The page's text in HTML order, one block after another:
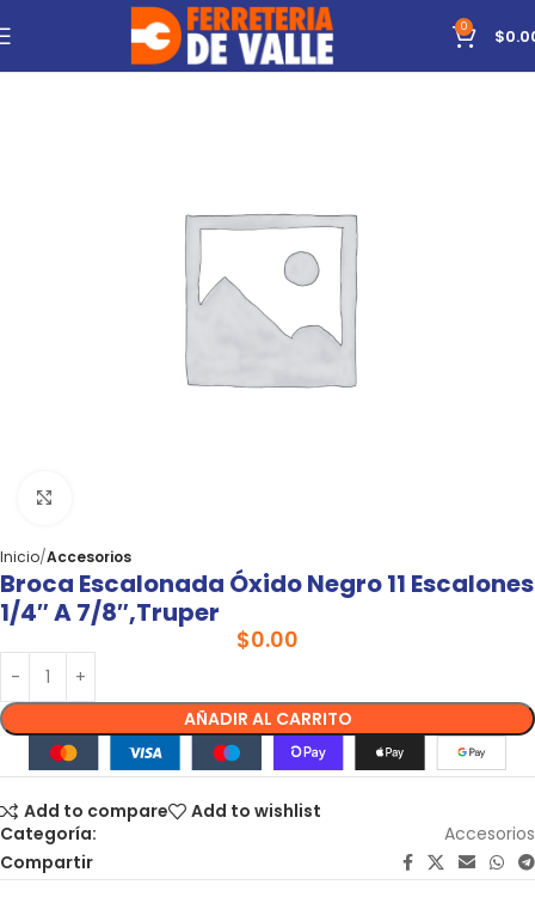
0 $
Inicio Accesorios
Broca Escalonada Óxido Negro 11 Escalones
1/4″ A 7/8″,truper
$0.00
AÑADIR AL CARRITO
Add to compare
Add to wishlist
Categoría:
Accesorios
Compartir